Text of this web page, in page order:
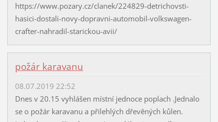
https://www.pozary.cz/clanek/224829-detrichovsti-
hasici-dostali-novy-dopravni-automobil-volkswagen-
crafter-nahradil-starickou-avii/
požár karavanu
08.07.2019 22:52
Dnes v 20.15 vyhlášen místní jednoce poplach .Jednalo
se o požár karavanu a přilehlých dřevěných kůlen.